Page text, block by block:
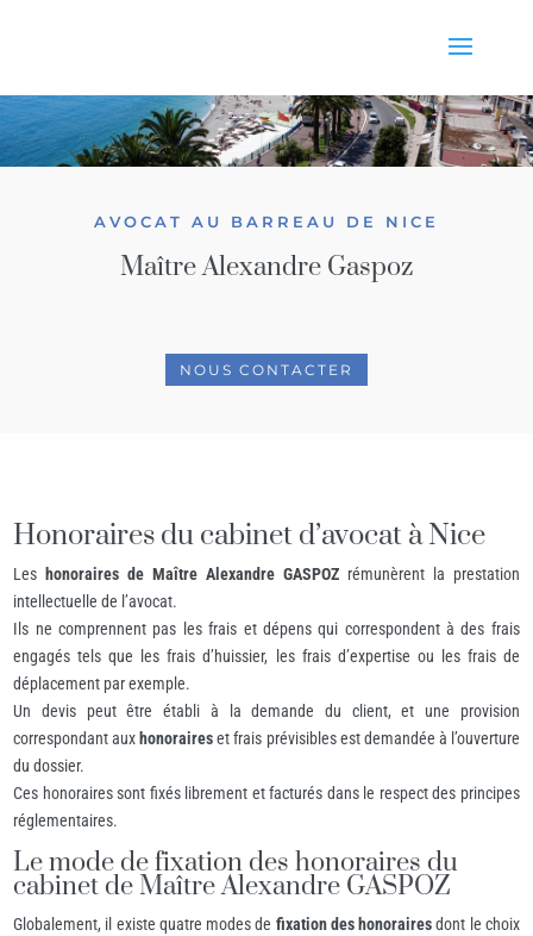
AVOCAT AU BARREAU DE NICE
Maître Alexandre Gaspoz
NOUS CONTACTER
Honoraires du cabinet d’avocat à Nice
Les honoraires de Maître Alexandre GASPOZrémunèrent la prestation
intellectuelle de l’avocat.
Ils ne comprennent pas les frais et dépens qui correspondent à des frais
engagés tels que les frais d’huissier, les frais d’expertise ou les frais de
déplacement par exemple.
Un devis peut être établi à la demande du client, et une provision
correspondant aux honoraireset frais prévisibles est demandée à l’ouverture
du dossier.
Ces honoraires sont fixés librement et facturés dans le respect des principes
réglementaires.
Le mode de fixation des honoraires du
cabinet de Maître Alexandre GASPOZ
Globalement, il existe quatre modes de fixation des honorairesdont le choix